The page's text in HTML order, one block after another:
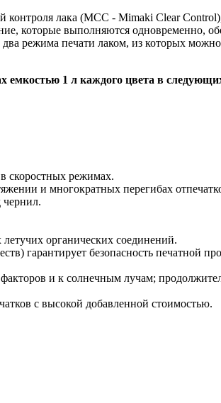
лака (MCC - Mimaki Clear
которые выполняются одновременно,
режима печати лаком, из которых
1 л каждого цвета в
скоростных режимах.
и многократных перегибах
чернил.
летучих органических соединений.
гарантирует безопасность печатной
и к солнечным лучам;
с высокой добавленной стоимостью.